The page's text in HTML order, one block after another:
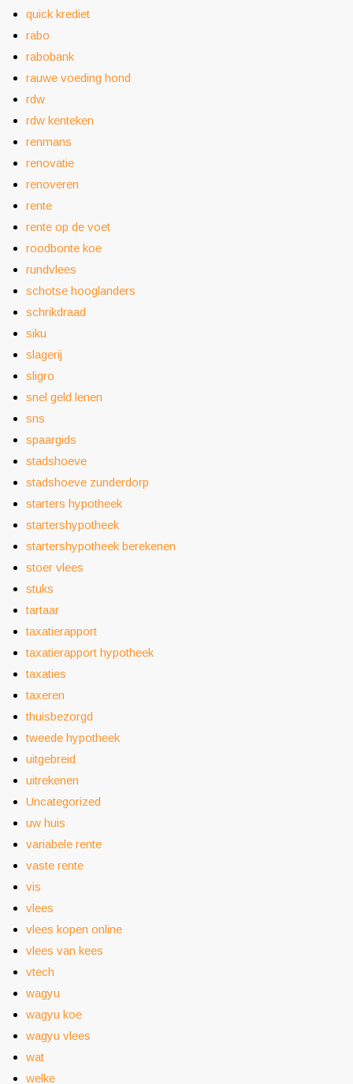
quick krediet
rabo
rabobank
rauwe voeding hond
rdw
rdw kenteken
renmans
renovatie
renoveren
rente
rente op de voet
roodbonte koe
rundvlees
schotse hooglanders
schrikdraad
siku
slagerij
sligro
snel geld lenen
sns
spaargids
stadshoeve
stadshoeve zunderdorp
starters hypotheek
startershypotheek
startershypotheek berekenen
stoer vlees
stuks
tartaar
taxatierapport
taxatierapport hypotheek
taxaties
taxeren
thuisbezorgd
tweede hypotheek
uitgebreid
uitrekenen
Uncategorized
uw huis
variabele rente
vaste rente
vis
vlees
vlees kopen online
vlees van kees
vtech
wagyu
wagyu koe
wagyu vlees
wat
welke